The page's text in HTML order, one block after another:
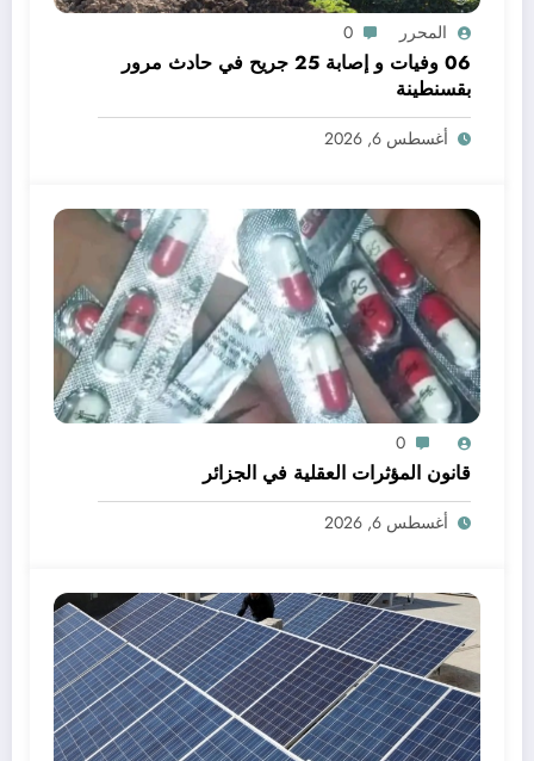
المحرر 0
06 وفيات و إصابة 25 جريح في حادث مرور
بقسنطينة
أغسطس 6, 2026
0
قانون المؤثرات العقلية في الجزائر
أغسطس 6, 2026